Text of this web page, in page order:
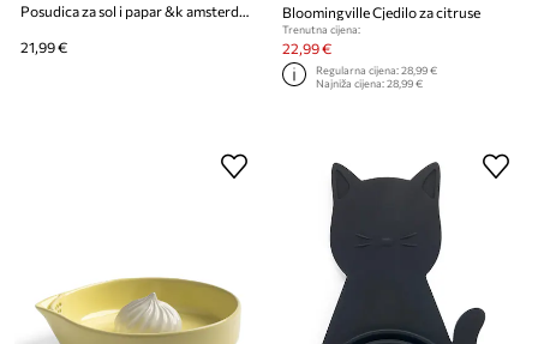
Posudica za sol i papar &k amsterdam Candy Check
21,99 €
Bloomingville Cjedilo za citruse
Trenutna cijena:
22,99 €
Regularna cijena:28,99 €
Najniža cijena:28,99 €